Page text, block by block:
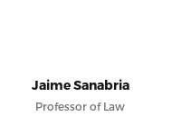
Jaime Sanabria
Professor of Law